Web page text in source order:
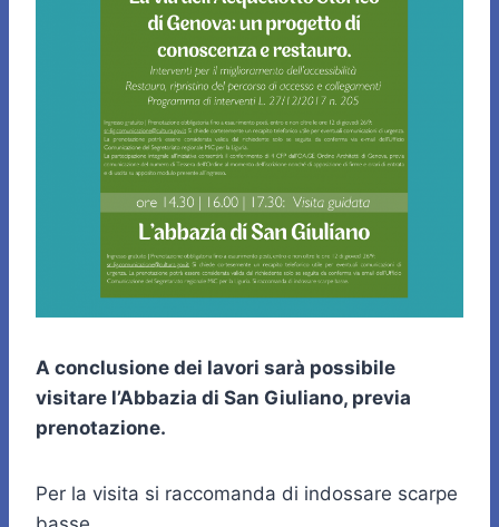
A conclusione dei lavori sarà possibile
visitare l’Abbazia di San Giuliano, previa
prenotazione.
Per la visita si raccomanda di indossare scarpe